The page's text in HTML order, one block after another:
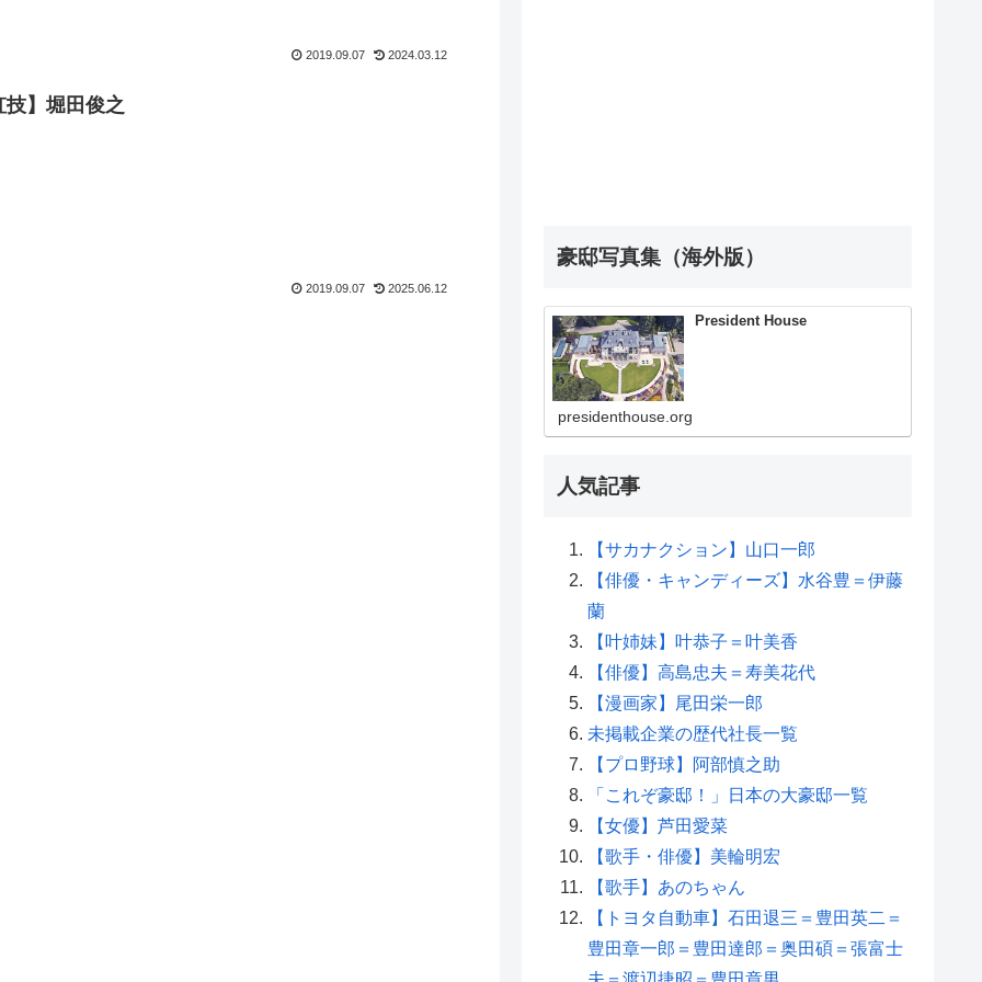
2019.09.07 2024.03.12
技】堀田俊之
2019.09.07 2025.06.12
豪邸写真集（海外版）
President House
presidenthouse.org
人気記事
【サカナクション】山口一郎
【俳優・キャンディーズ】水谷豊＝伊藤
蘭
【叶姉妹】叶恭子＝叶美香
【俳優】高島忠夫＝寿美花代
【漫画家】尾田栄一郎
未掲載企業の歴代社長一覧
【プロ野球】阿部慎之助
「これぞ豪邸！」日本の大豪邸一覧
【女優】芦田愛菜
【歌手・俳優】美輪明宏
【歌手】あのちゃん
【トヨタ自動車】石田退三＝豊田英二＝
豊田章一郎＝豊田達郎＝奥田碩＝張富士